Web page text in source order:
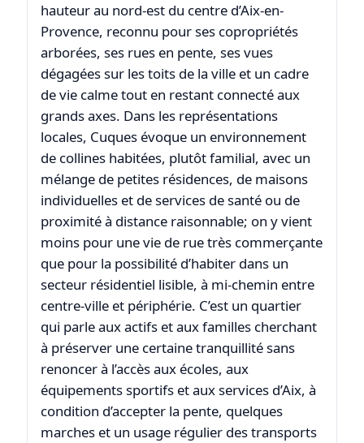
hauteur au nord-est du centre d’Aix-en-
Provence, reconnu pour ses copropriétés
arborées, ses rues en pente, ses vues
dégagées sur les toits de la ville et un cadre
de vie calme tout en restant connecté aux
grands axes. Dans les représentations
locales, Cuques évoque un environnement
de collines habitées, plutôt familial, avec un
mélange de petites résidences, de maisons
individuelles et de services de santé ou de
proximité à distance raisonnable; on y vient
moins pour une vie de rue très commerçante
que pour la possibilité d’habiter dans un
secteur résidentiel lisible, à mi-chemin entre
centre-ville et périphérie. C’est un quartier
qui parle aux actifs et aux familles cherchant
à préserver une certaine tranquillité sans
renoncer à l’accès aux écoles, aux
équipements sportifs et aux services d’Aix, à
condition d’accepter la pente, quelques
marches et un usage régulier des transports